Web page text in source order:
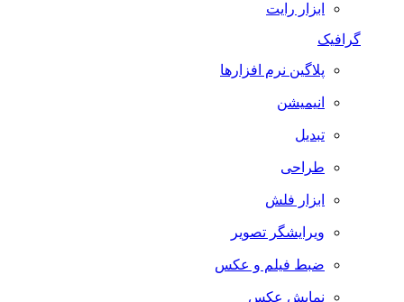
ابزار رایت
گرافیک
پلاگین نرم افزارها
انیمیشن
تبدیل
طراحی
ابزار فلش
ویرایشگر تصویر
ضبط فيلم و عكس
نمایش عکس